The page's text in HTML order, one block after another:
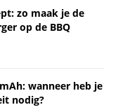
zo maak je de
op de BBQ
wanneer heb je
nodig?